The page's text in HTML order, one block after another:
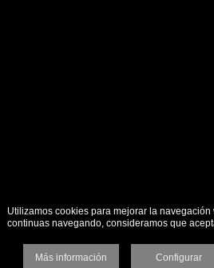
Utilizamos cookies para mejorar la
continuas navegando, consideramos que
Más información Configurar